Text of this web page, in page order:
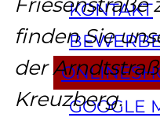
KONTAKT
GOOGLE
finden Sie
der
Kreuzberg.